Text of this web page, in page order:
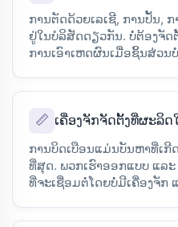
ການຕັດດ້ວຍເລເຊີ, ການປັ້ນ,
ຢູ່ໃນບໍລິສັດດຽວກັນ. ບໍ່ຕ້ອງຈັ
ການເອົາເຫດຜົນເມື່ອຊິ້ນສ່ວນ
📏 ເຄື່ອງຈັກຈັດຕັ້ງທີ່ຜະລິດ
ການບິດເບືອນແມ່ນບັນຫາທີ່ເກີ
ທີ່ສຸດ. ພວກເຮົາອອກແບບ ແລະ
ທີ່ຈະເຊື່ອມຕໍ່ໂດຍບໍ່ມີເຄື່ອງຈັກ